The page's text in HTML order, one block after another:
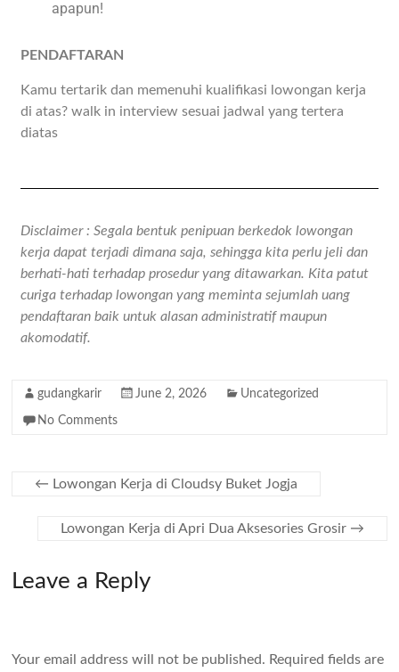
apapun!
PENDAFTARAN
Kamu tertarik dan memenuhi kualifikasi lowongan kerja
di atas? walk in interview sesuai jadwal yang tertera
diatas
Disclaimer : Segala bentuk penipuan berkedok lowongan
kerja dapat terjadi dimana saja, sehingga kita perlu jeli dan
berhati-hati terhadap prosedur yang ditawarkan. Kita patut
curiga terhadap lowongan yang meminta sejumlah uang
pendaftaran baik untuk alasan administratif maupun
akomodatif.
gudangkarir June 2, 2026 Uncategorized
No Comments
← Lowongan Kerja di Cloudsy Buket Jogja
Lowongan Kerja di Apri Dua Aksesories Grosir →
Leave a Reply
Your email address will not be published. Required fields are